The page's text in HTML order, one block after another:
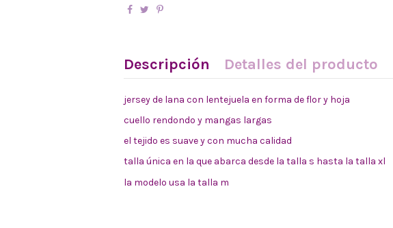
Descripción Detalles del producto
jersey de lana con lentejuela en forma de flor y hoja
cuello rendondo y mangas largas
el tejido es suave y con mucha calidad
talla única en la que abarca desde la talla s hasta la talla xl
la modelo usa la talla m